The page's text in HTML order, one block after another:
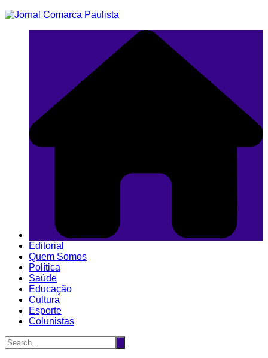
Ir
Editorial
Quem Somos
Política
Saúde
Educação
Cultura
Esporte
Colunistas